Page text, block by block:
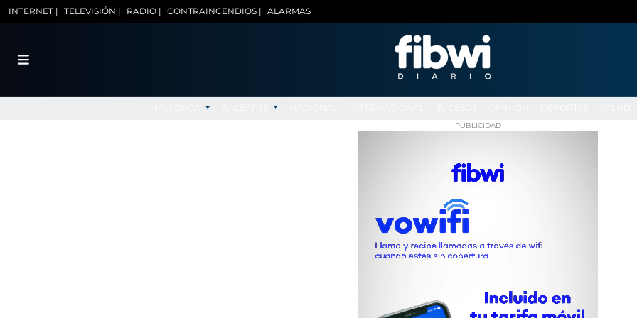
INTERNET | TELEVISIÓN | RADIO | CONTRAINCENDIOS | ALARMAS